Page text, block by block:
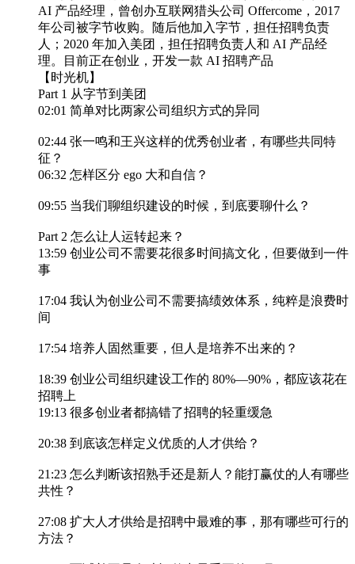
AI 产品经理，曾创办互联网猎头公司 Offercome，2017
年公司被字节收购。随后他加入字节，担任招聘负责
人；2020 年加入美团，担任招聘负责人和 AI 产品经
理。目前正在创业，开发一款 AI 招聘产品
【时光机】
Part 1 从字节到美团
02:01 简单对比两家公司组织方式的异同
02:44 张一鸣和王兴这样的优秀创业者，有哪些共同特
征？
06:32 怎样区分 ego 大和自信？
09:55 当我们聊组织建设的时候，到底要聊什么？
Part 2 怎么让人运转起来？
13:59 创业公司不需要花很多时间搞文化，但要做到一件
事
17:04 我认为创业公司不需要搞绩效体系，纯粹是浪费时
间
17:54 培养人固然重要，但人是培养不出来的？
18:39 创业公司组织建设工作的 80%—90%，都应该花在
招聘上
19:13 很多创业者都搞错了招聘的轻重缓急
20:38 到底该怎样定义优质的人才供给？
21:23 怎么判断该招熟手还是新人？能打赢仗的人有哪些
共性？
27:08 扩大人才供给是招聘中最难的事，那有哪些可行的
方法？